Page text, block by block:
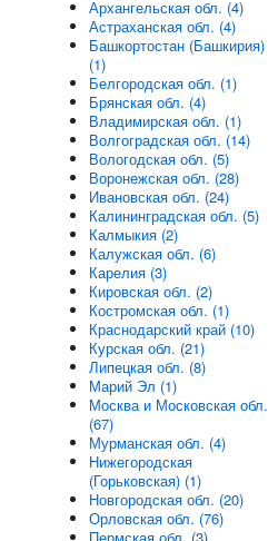
Архангельская обл. (4)
Астраханская обл. (4)
Башкортостан (Башкирия)
(1)
Белгородская обл. (1)
Брянская обл. (4)
Владимирская обл. (1)
Волгоградская обл. (14)
Вологодская обл. (5)
Воронежская обл. (28)
Ивановская обл. (24)
Калининградская обл. (5)
Калмыкия (2)
Калужская обл. (6)
Карелия (3)
Кировская обл. (2)
Костромская обл. (1)
Краснодарский край (10)
Курская обл. (21)
Липецкая обл. (8)
Марий Эл (1)
Москва и Московская обл.
(67)
Мурманская обл. (4)
Нижегородская
(Горьковская) (1)
Новгородская обл. (20)
Орловская обл. (76)